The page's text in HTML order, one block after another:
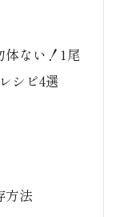
ない！1尾
シピ4選
方法